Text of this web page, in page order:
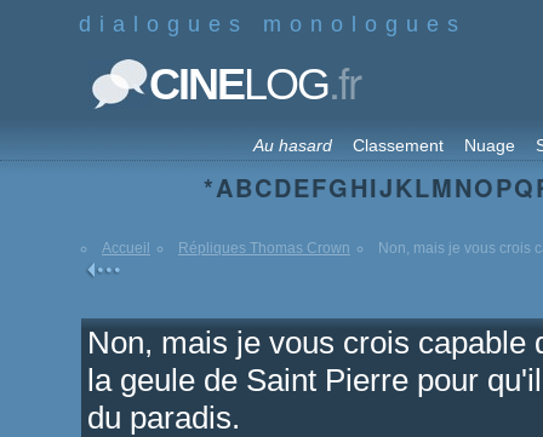
dialogues monologues
CINELOG.fr
Au hasard Classement Nuage
*ABCDEFGHIJKLMNOPQ
Accueil Répliques Thomas Crown Non, mais je vous crois
Non, mais je vous crois capable
la geule de Saint Pierre pour
du paradis.